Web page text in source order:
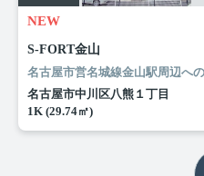
NEW
S-FORT金山
名古屋市中川区八熊１丁目
1K (29.74㎡)